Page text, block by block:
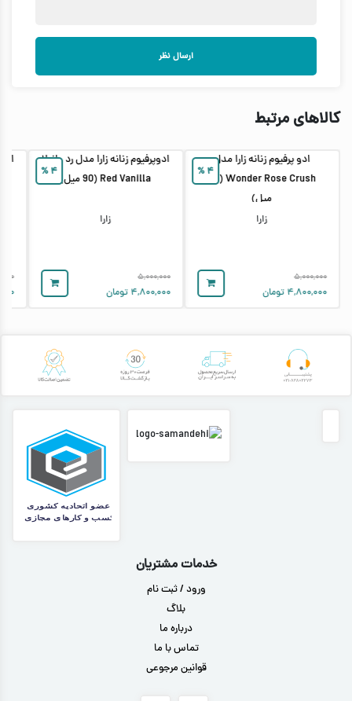
ارسال نظر
کالاهای مرتبط
۴ %
ادو پرفیوم زنانه زارا مدل
Wonder Rose Crush (90
میل)
زارا
۵,۰۰۰,۰۰۰
۴,۸۰۰,۰۰۰ تومان
۴ %
ادوپرفیوم زنانه زارا مدل رد وانیلا
Red Vanilla (90 میل)
زارا
۵,۰۰۰,۰۰۰
۴,۸۰۰,۰۰۰ تومان
خدمات مشتریان
ورود / ثبت نام
بلاگ
درباره ما
تماس با ما
قوانین مرجوعی